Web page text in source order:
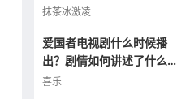
小弟，曾打败罗杰！
抹茶冰激凌
爱国者电视剧什么时候播
出？剧情如何讲述了什么样
的故事？
喜乐